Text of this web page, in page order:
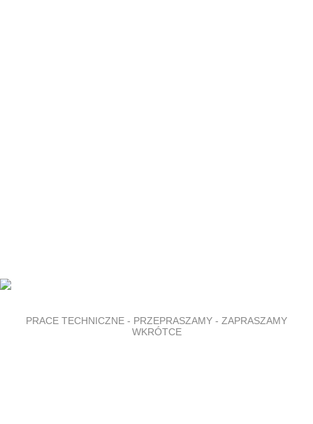
PRACE TECHNICZNE - PRZEPRASZAMY - ZAPRASZAMY
WKRÓTCE